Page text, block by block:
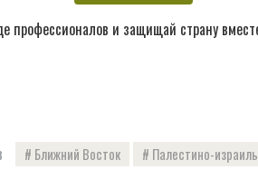
профессионалов и защищай страну
Ближний Восток Палестино-